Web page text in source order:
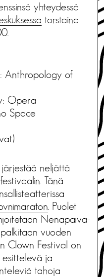
yhteydessä
torstaina
Anthropology of
Opera
Space
neljättä
Tänä
. Puolet
Nenäpäivä-
palkitaan vuoden
Clown Festival on
esittelevä ja
tahoja